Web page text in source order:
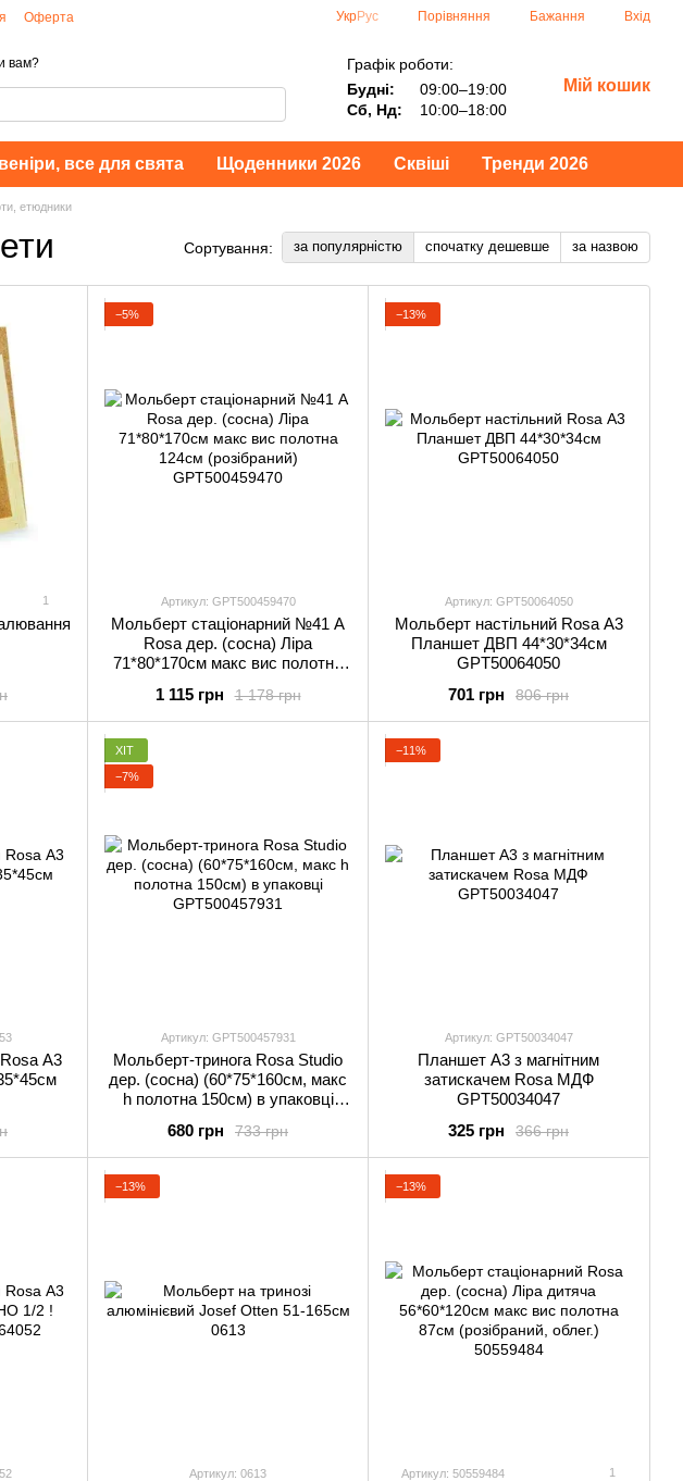
Оферта
УкрРус Порівняння Бажання Вхід
вам?
Графік роботи:
Будні:
09:00–19:00
Сб, Нд:
10:00–18:00
Мій кошик
все для свята Щоденники 2026 Сквіші Тренди 2026
етюдники
Сортування: за популярністю спочатку дешевше за назвою
1
−5%
Артикул: GPТ500459470
Мольберт стаціонарний №41 А
Rosa дер. (сосна) Ліра
71*80*170см макс вис полотна
GPТ500459470
1 178 грн
1 115 грн
−13%
Артикул: GPТ50064050
Мольберт настільний Rosa А3
Планшет ДВП 44*30*34см
GPТ50064050
806 грн
701 грн
А3
ХІТ
−7%
Артикул: GPТ500457931
Мольберт-тринога Rosa Studio
дер. (сосна) (60*75*160см, макс
h полотна 150см) в упаковці
733 грн
680 грн
−11%
Артикул: GPТ50034047
Планшет А3 з магнітним
затискачем Rosa МДФ
GPТ50034047
366 грн
325 грн
−13%
Артикул: 0613
−13%
Артикул: 50559484 1